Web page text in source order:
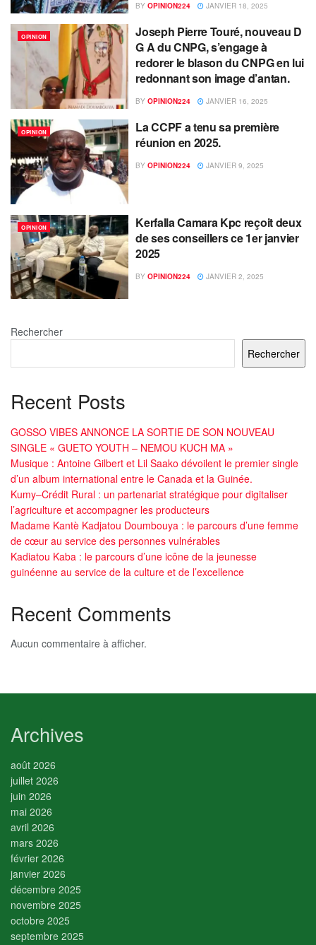
BY OPINION224 JANVIER 18, 2025
OPINION
Joseph Pierre Touré, nouveau D
G A du CNPG, s’engage à
redorer le blason du CNPG en lui
redonnant son image d’antan.
BY OPINION224 JANVIER 16, 2025
OPINION
La CCPF a tenu sa première
réunion en 2025.
BY OPINION224 JANVIER 9, 2025
OPINION
Kerfalla Camara Kpc reçoit deux
de ses conseillers ce 1er janvier
2025
BY OPINION224 JANVIER 2, 2025
Rechercher
Rechercher
Recent Posts
GOSSO VIBES ANNONCE LA SORTIE DE SON NOUVEAU
SINGLE « GUETO YOUTH – NEMOU KUCH MA »
Musique : Antoine Gilbert et Lil Saako dévoilent le premier single
d’un album international entre le Canada et la Guinée.
Kumy–Crédit Rural : un partenariat stratégique pour digitaliser
l’agriculture et accompagner les producteurs
Madame Kantè Kadjatou Doumbouya : le parcours d’une femme
de cœur au service des personnes vulnérables
Kadiatou Kaba : le parcours d’une icône de la jeunesse
guinéenne au service de la culture et de l’excellence
Recent Comments
Aucun commentaire à afficher.
Archives
août 2026
juillet 2026
juin 2026
mai 2026
avril 2026
mars 2026
février 2026
janvier 2026
décembre 2025
novembre 2025
octobre 2025
septembre 2025